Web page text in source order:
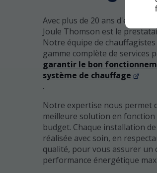
Avec plus de 20 ans
Joule Thomson est le
Notre équipe de
gamme complète de services
garantir le bon
système de chauffage
.
Notre expertise nous permet
meilleure solution en
budget. Chaque installation
réalisée avec soin, en
qualité, pour vous assurer
performance énergétique